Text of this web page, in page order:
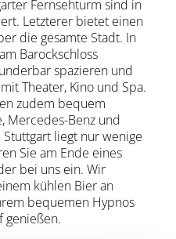
Fernsehturm sind in
Letzterer bietet einen
die gesamte Stadt. In
Barockschloss
spazieren und
Theater, Kino und Spa.
zudem bequem
Mercedes-Benz und
liegt nur wenige
Sie am Ende eines
bei uns ein. Wir
kühlen Bier an
bequemen Hypnos
genießen.